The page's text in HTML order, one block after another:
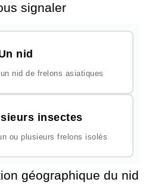
signaler
nid
nid de frelons asiatiques
insectes
ou plusieurs frelons isolés
géographique du nid